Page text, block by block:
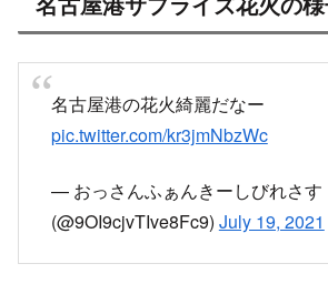
名古屋港の花火綺麗だなー
pic.twitter.com/kr3jmNbzWc
— おっさんふぁんきーしびれさす
(@9OI9cjvTIve8Fc9) July 19, 2021